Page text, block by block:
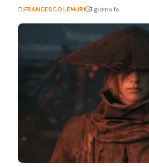
DiFRANCESCO LEMURI 1 giorno fa